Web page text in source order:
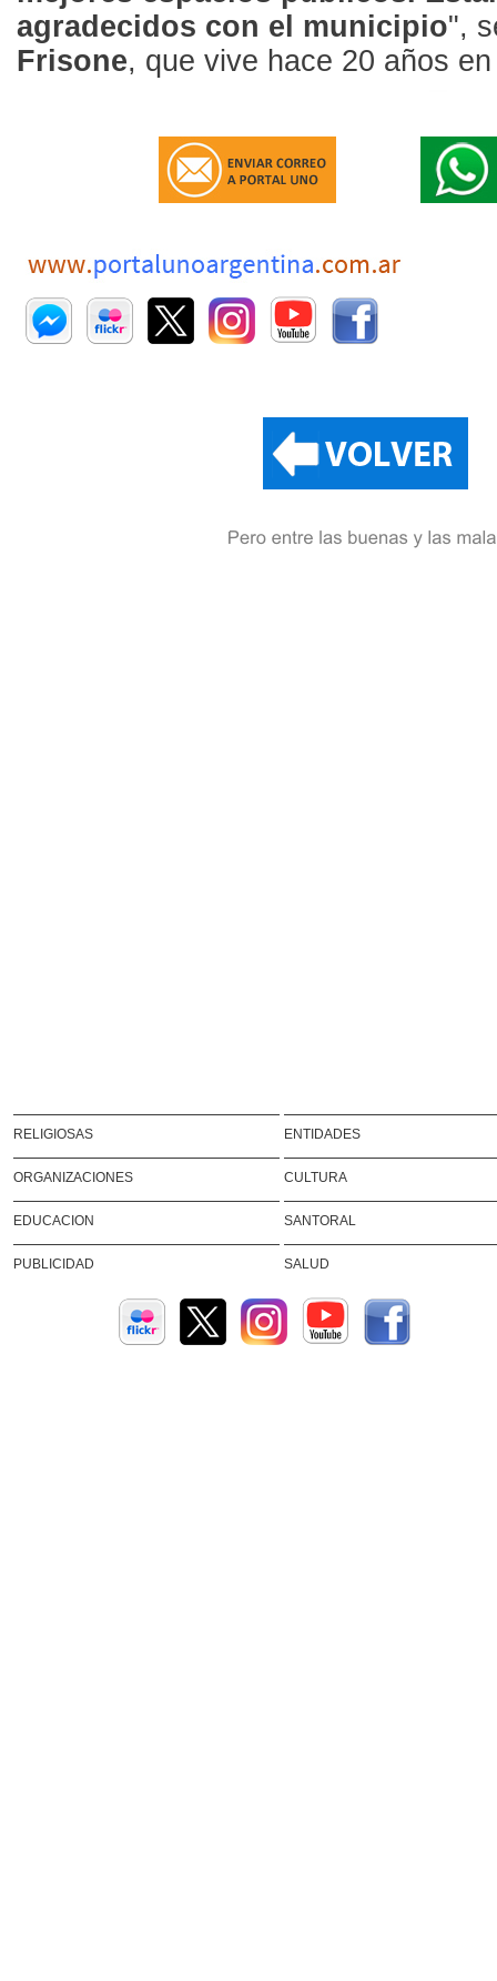
agradecidos con el municipio",
Frisone, que vive hace 20 años
RELIGIOSAS ENTIDADES
ORGANIZACIONES CULTURA
EDUCACION SANTORAL
PUBLICIDAD SALUD